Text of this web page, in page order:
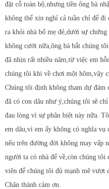
đặt cỗ toàn bộ,nhưng tiền ông bà
không thể xin nghỉ cả tuần chỉ để đi
ra khỏi nhà bố mẹ đẻ,dưới sự
không cưới nữa,ông bà bắt chúng
đã nhịn rất nhiều năm,từ việc em
chúng tôi khi về chơi một hôm,vậy
Chúng tôi định không tham dự
đã có con dâu như ý,chúng tôi sẽ
đau lòng vì sự phân biệt này nữa.
em dâu,vì em ấy không có nghĩa vụ
nếu trên đường đời không may vấp
người ta có nhà để về,còn chúng
viên để chúng tôi đủ mạnh mẽ vượt
Chân thành cảm ơn.